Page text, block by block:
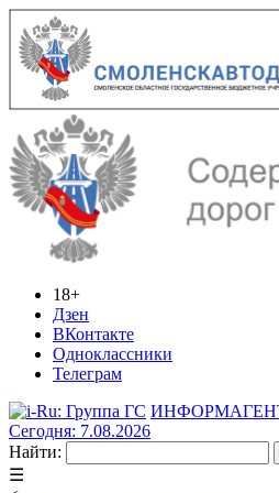
18+
Дзен
ВКонтакте
Одноклассники
Телеграм
Сегодня: 7.08.2026
Найти:
☰